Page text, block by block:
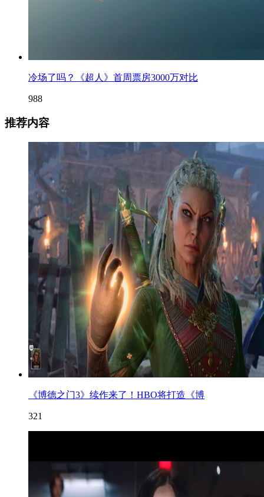
冷场了吗？《超人》首周票房3000万对比
988
推荐内容
《博德之门3》续作来了！HBO将打造《博
321